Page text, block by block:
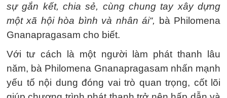
sự gắn kết, chia sẻ, cùng chung tay xây dựng
một xã hội hòa bình và nhân ái“,
bà Philomena
Gnanapragasam cho biết.
Với tư cách là một người làm phát thanh lâu
năm, bà Philomena Gnanapragasam nhấn mạnh
yếu tố nội dung đóng vai trò quan trọng, cốt lõi